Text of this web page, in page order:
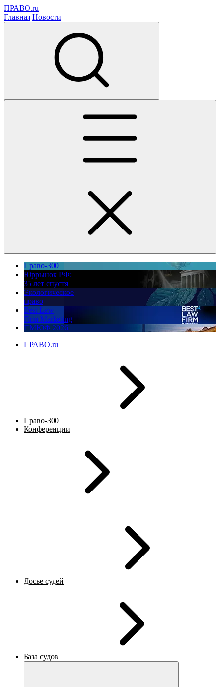
ПРАВО.ru
Главная Новости
Право-300
Юррынок РФ:
35 лет спустя
Экологическое
право
Best Law
Firm Marketing
ПМЮФ 2026
ПРАВО.ru
Право-300
Конференции
Досье судей
База судов